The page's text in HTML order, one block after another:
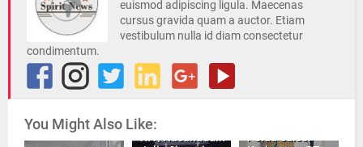
euismod adipiscing ligula. Maecenas
cursus gravida quam a auctor. Etiam
vestibulum nulla id diam consectetur
condimentum.
You Might Also Like:Persit KCK PD